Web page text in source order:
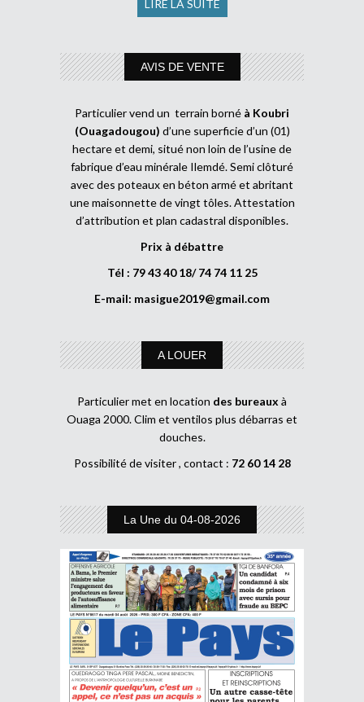
LIRE LA SUITE
AVIS DE VENTE
Particulier vend un terrain borné à Koubri
(Ouagadougou) d’une superficie d’un (01)
hectare et demi, situé non loin de l’usine de
fabrique d’eau minérale Ilemdé. Semi clôturé
avec des poteaux en béton armé et abritant
une maisonnette de vingt tôles. Attestation
d’attribution et plan cadastral disponibles.
Prix à débattre
Tél : 79 43 40 18/ 74 74 11 25
E-mail: masigue2019@gmail.com
A LOUER
Particulier met en location des bureaux à
Ouaga 2000. Clim et ventilos plus débarras et
douches.
Possibilité de visiter , contact : 72 60 14 28
La Une du 04-08-2026